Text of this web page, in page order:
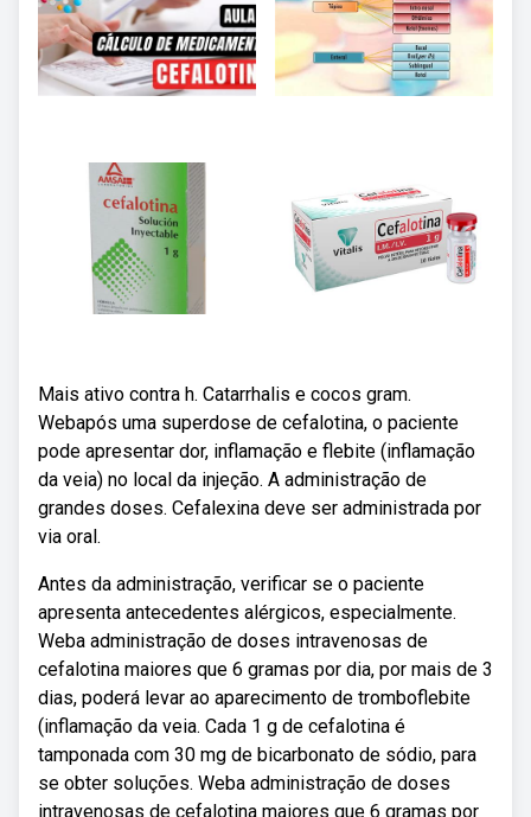
Mais ativo contra h. Catarrhalis e cocos gram.
Webapós uma superdose de cefalotina, o paciente
pode apresentar dor, inflamação e flebite (inflamação
da veia) no local da injeção. A administração de
grandes doses. Cefalexina deve ser administrada por
via oral.
Antes da administração, verificar se o paciente
apresenta antecedentes alérgicos, especialmente.
Weba administração de doses intravenosas de
cefalotina maiores que 6 gramas por dia, por mais de 3
dias, poderá levar ao aparecimento de tromboflebite
(inflamação da veia. Cada 1 g de cefalotina é
tamponada com 30 mg de bicarbonato de sódio, para
se obter soluções. Weba administração de doses
intravenosas de cefalotina maiores que 6 gramas por